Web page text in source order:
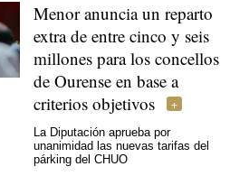
Menor anuncia un reparto
extra de entre cinco y seis
millones para los concellos
de Ourense en base a
criterios objetivos
La Diputación aprueba por
unanimidad las nuevas tarifas del
párking del CHUO